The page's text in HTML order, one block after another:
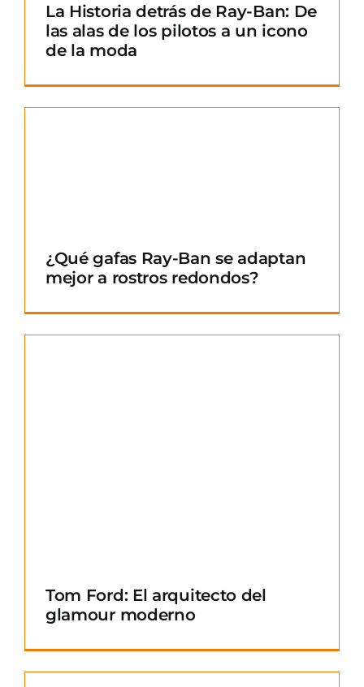
La Historia detrás de Ray-Ban: De
las alas de los pilotos a un icono
de la moda
¿Qué gafas Ray-Ban se adaptan
mejor a rostros redondos?
Tom Ford: El arquitecto del
glamour moderno